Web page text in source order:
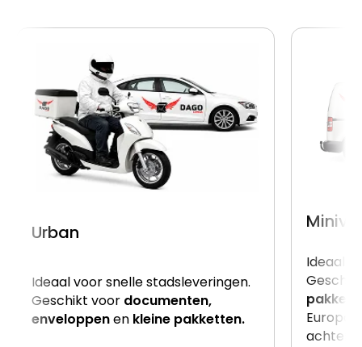
Urban
Ideaal voor snelle stadsleveringen.
Geschikt voor documenten,
enveloppenen kleine pakketten.
Ideaal